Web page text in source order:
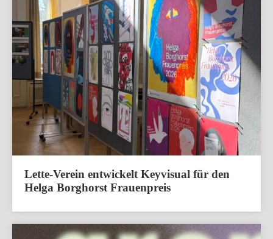
Lette-Verein entwickelt Keyvisual für den
Helga Borghorst Frauenpreis